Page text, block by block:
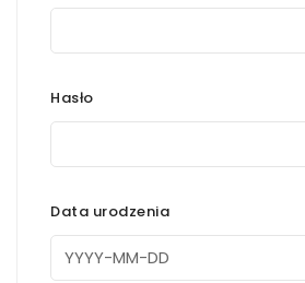
Hasło
Data urodzenia